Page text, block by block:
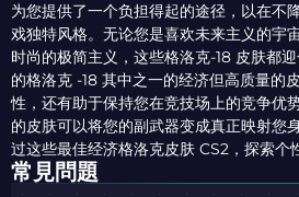
为您提供了一个负担得起的途径，以在不
戏独特风格。无论您是喜欢未来主义的宇
时尚的极简主义，这些格洛克-18 皮肤都
的格洛克 -18 其中之一的经济但高质量的
性，还有助于保持您在竞技场上的竞争优
的皮肤可以将您的副武器变成真正映射您
过这些最佳经济格洛克皮肤 CS2，探索个
常見問題